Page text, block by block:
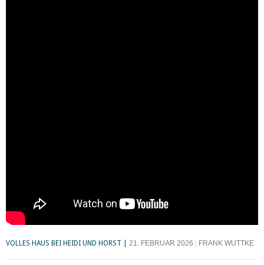
VOLLES HAUS BEI HEIDI UND HORST 21. FEBRUAR 2026 FRANK WUTTKE